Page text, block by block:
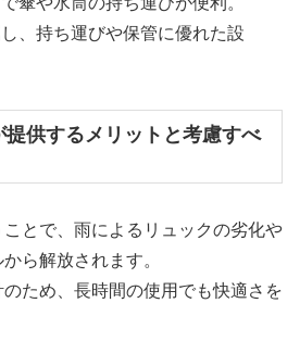
、持ち運びや保管に優れた設
提供するメリットと考慮すべ
とで、雨によるリュックの劣化や
ら解放されます。
ため、長時間の使用でも快適さを